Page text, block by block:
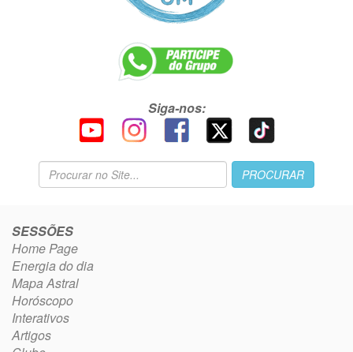
Siga-nos:
SESSÕES
Home Page
Energia do dia
Mapa Astral
Horóscopo
Interativos
Artigos